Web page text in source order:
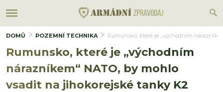
DOMŮ POZEMNÍ TECHNIKA Rumunsko, které je „východním
Rumunsko, které je „východním
nárazníkem“ NATO, by mohlo
vsadit na jihokorejské tanky K2